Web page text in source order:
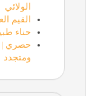
الولائي
القيم
حناء
حصري |
ومتجدد